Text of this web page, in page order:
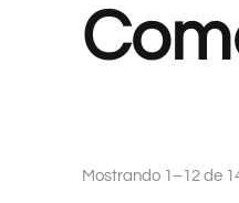
Mostrando 1–12 de